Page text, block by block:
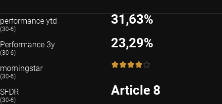
performance ytd
(30-6)
31,63%
Performance 3y
(30-6)
23,29%
morningstar
(30-6)
4 / 5
SFDR
(30-6)
Article 8